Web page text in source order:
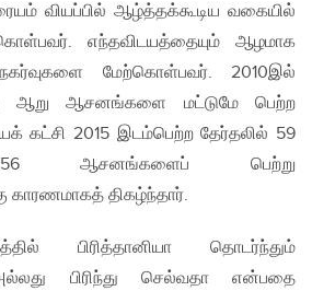
வியப்பில் ஆழ்த்தக்கூடிய வகையில்
எந்தவிடயத்தையும் ஆழமாக
மேற்கொள்பவர். 2010இல்
ஆறு ஆசனங்களை மட்டுமே பெற்ற
கட்சி 2015 இடம்பெற்ற தேர்தலில் 59
ஆசனங்களைப் பெற்று
காரணமாகத் திகழ்ந்தார்.
பிரித்தானியா தொடர்ந்தும்
பிரிந்து செல்வதா என்பதை